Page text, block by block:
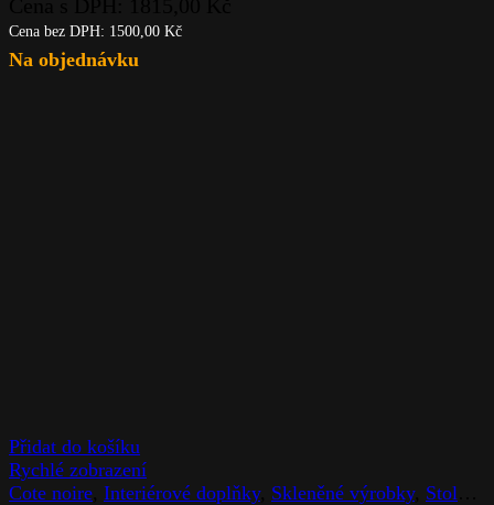
Cena bez DPH: 1500,00 Kč
Na objednávku
Přidat do košíku
Rychlé zobrazení
Cote noire Interiérové doplňky, Skleněné výrobky, Stolováni